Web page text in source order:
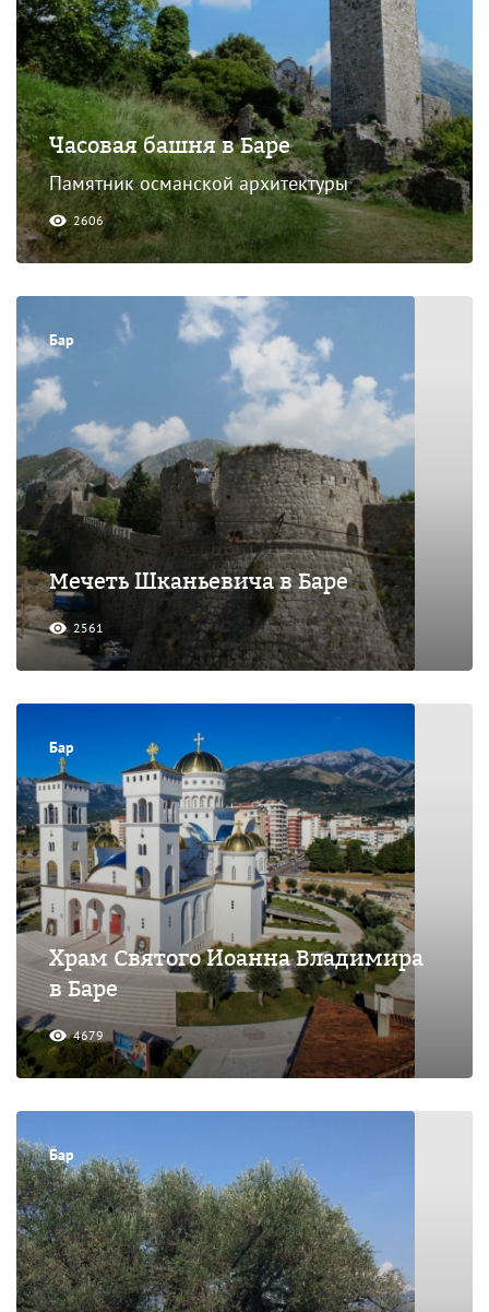
Часовая башня в Баре
Памятник османской архитектуры
2606
Бар
Мечеть Шканьевича в Баре
2561
Бар
Храм Святого Иоанна Владимира
в Баре
4679
Бар